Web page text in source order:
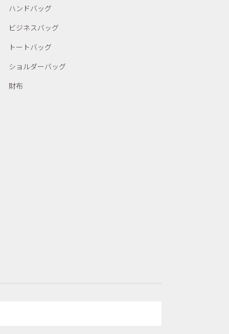
ハンドバッグ
ビジネスバッグ
トートバッグ
ショルダーバッグ
財布